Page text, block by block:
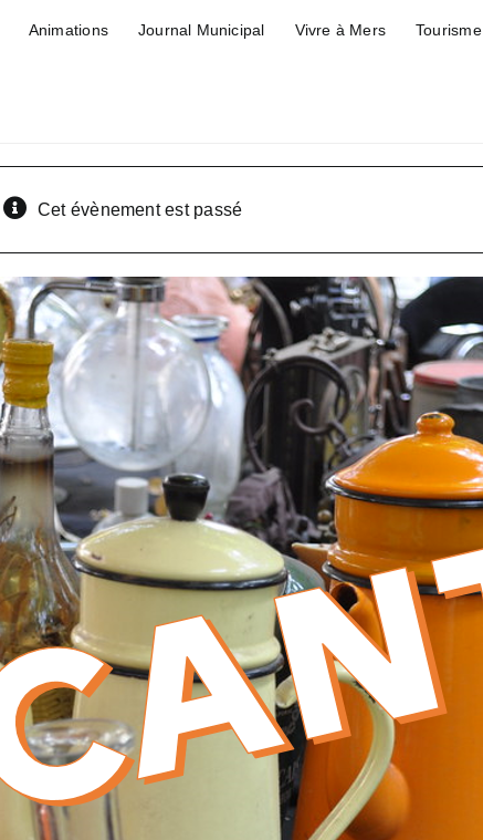
Animations Journal Municipal Vivre à Mers Tourisme
Cet évènement est passé